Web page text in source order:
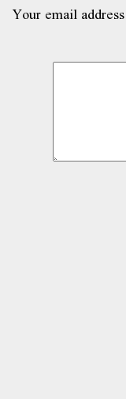
Your email